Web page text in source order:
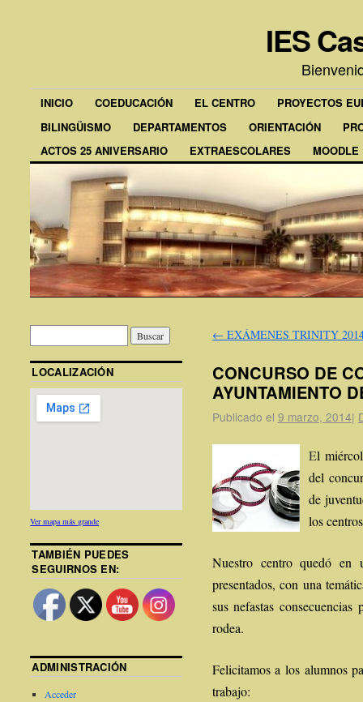
IES
INICIO COEDUCACIÓN EL CENTRO
PROYECTOS
BILINGÜISMO
DEPARTAMENTOS ORIENTACIÓN
ACTOS 25 ANIVERSARIO
EXTRAESCOLARES MOODLE
← EXÁMENES TRINITY
CONCURSO DE
AYUNTAMIENTO
Publicado el 9 marzo, 2014|
El
del
de
los
Nuestro centro quedó
presentados, con una
sus nefastas
rodea.
Felicitamos a los alumnos
trabajo:
LOCALIZACIÓN
Ver mapa más grande
TAMBIÉN PUEDES
SEGUIRNOS EN:
ADMINISTRACIÓN
Acceder